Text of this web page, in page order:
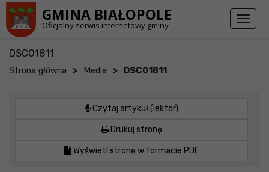
GMINA BIAŁOPOLE
Oficjalny serwis internetowy gminy
Toggle
DSC01811
Strona główna > Media > DSC01811
Czytaj artykuł (lektor)
Drukuj stronę
Wyświetl stronę w formacie PDF